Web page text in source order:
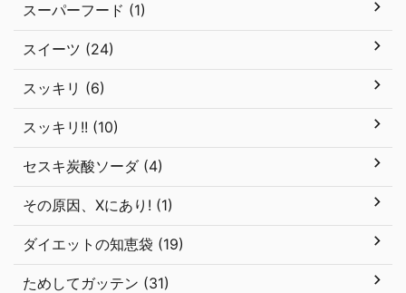
スーパーフード (1)
スイーツ (24)
スッキリ (6)
スッキリ!! (10)
セスキ炭酸ソーダ (4)
その原因、Xにあり! (1)
ダイエットの知恵袋 (19)
ためしてガッテン (31)